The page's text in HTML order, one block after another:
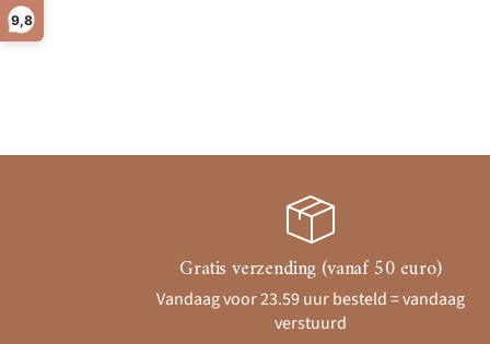
9,8
Gratis verzending (vanaf 50 euro)
Vandaag voor 23.59 uur besteld = vandaag
verstuurd